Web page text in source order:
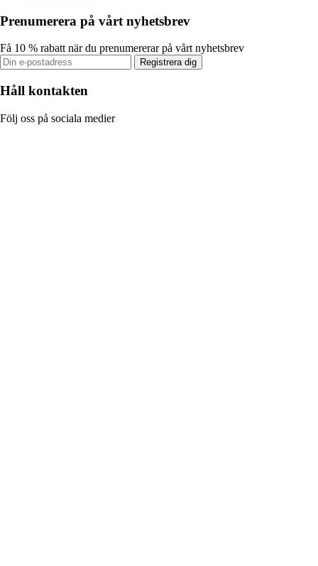
Prenumerera på vårt nyhetsbrev
Få 10 % rabatt när du prenumererar på vårt nyhetsbrev
Registrera dig
Håll kontakten
Följ oss på sociala medier